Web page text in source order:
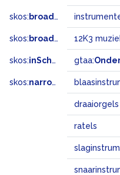
skos: broader
skos: broadMatch 12K3
skos:inScheme gtaa:
skos:narrower
draaiorgels
ratels